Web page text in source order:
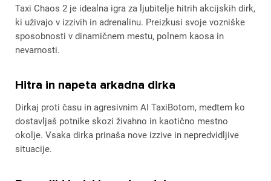
Taxi Chaos 2 je idealna igra za ljubitelje hitrih akcijskih dirk,
ki uživajo v izzivih in adrenalinu. Preizkusi svoje vozniške
sposobnosti v dinamičnem mestu, polnem kaosa in
nevarnosti.
Hitra in napeta arkadna dirka
Dirkaj proti času in agresivnim AI TaxiBotom, medtem ko
dostavljaš potnike skozi živahno in kaotično mestno
okolje. Vsaka dirka prinaša nove izzive in nepredvidljive
situacije.